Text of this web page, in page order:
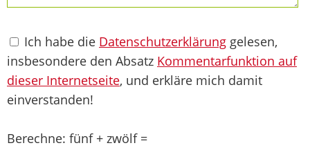
Ich habe die Datenschutzerklärung gelesen,
insbesondere den Absatz Kommentarfunktion auf
dieser Internetseite, und erkläre mich damit
einverstanden!
Berechne: fünf + zwölf =